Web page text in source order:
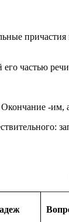
частью
Окончание -им,